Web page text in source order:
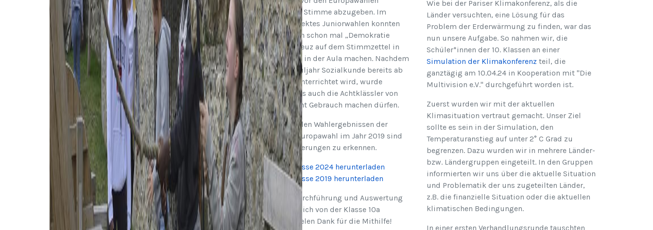
besichtigen.
Zunächst begrüßte uns unser Guide am
Jüdischen Friedhof und erklärte uns
verschiedene interessante Besonderheiten
dieses Ortes. Am Dom wies er uns auf einige
Details hin. Das Luther-Denkmal wurde
besichtigt und die Legende der Martins-Kirche
erklärt.
Zum Schluss besuchten wir das Jüdische
Viertel und die Synagoge. Im Eiscafé konnten
wir noch ein Luther-Eis probieren.
- Ulrike Kistenmacher-Dörr
aufgefordert ihre Stimme abzugeben. Im
Rahmen des Projektes Juniorwahlen konnten
die Schüler*innen schon mal „Demokratie
üben“ und ihr Kreuz auf dem Stimmzettel in
einer Wahlkabine in der Aula machen. Nachdem
seit letztem Schuljahr Sozialkunde bereits ab
Klassenstufe 8 unterrichtet wird, wurde
beschlossen, dass auch die Achtklässler von
ihrem Stimmrecht Gebrauch machen dürfen.
Im Vergleich zu den Wahlergebnissen der
Juniorwahl zur Europawahl im Jahr 2019 sind
deutliche Veränderungen zu erkennen.
Wahlergebnisse 2024 herunterladen
Wahlergebnisse 2019 herunterladen
Vorbereitung, Durchführung und Auswertung
wurden maßgeblich von der Klasse 10a
übernommen. Vielen Dank für die Mithilfe!
Wie bei der Pariser Klimakonferenz, als die
Länder versuchten, eine Lösung für das
Problem der Erderwärmung zu finden, war das
nun unsere Aufgabe. So nahmen wir, die
Schüler*innen der 10. Klassen an einer
Simulation der Klimakonferenz teil, die
ganztägig am 10.04.24 in Kooperation mit "Die
Multivision e.V." durchgeführt worden ist.
Zuerst wurden wir mit der aktuellen
Klimasituation vertraut gemacht. Unser Ziel
sollte es sein in der Simulation, den
Temperaturanstieg auf unter 2° C Grad zu
begrenzen. Dazu wurden wir in mehrere Länder-
bzw. Ländergruppen eingeteilt. In den Gruppen
informierten wir uns über die aktuelle Situation
und Problematik der uns zugeteilten Länder,
z.B. die finanzielle Situation oder die aktuellen
klimatischen Bedingungen.
In einer ersten Verhandlungsrunde tauschten